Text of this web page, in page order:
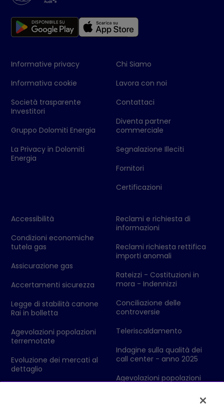
Informative privacy
Informativa cookie
Società trasparente
Investitori
Gruppo Dolomiti Energia
La Privacy in Dolomiti
Energia
Chi Siamo
Lavora con noi
Contattaci
Diventa partner
commerciale
Segnalazione Illeciti
Fornitori
Certificazioni
Accessibilità
Condizioni economiche
tutela gas
Assicurazione gas
Accertamenti sicurezza
Legge di stabilità canone
Rai in bolletta
Agevolazioni popolazioni
terremotate
Evoluzione dei mercati al
dettaglio
Reclami e richiesta di
informazioni
Reclami richiesta rettifica
importi anomali
Rateizzi - Costituzioni in
mora - Indennizzi
Conciliazione delle
controversie
Teleriscaldamento
Indagine sulla qualità dei
call center - anno 2025
Agevolazioni popolazioni